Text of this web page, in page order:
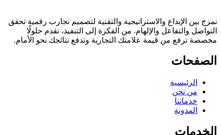
نمزج بين الإبداع والاستراتيجية والتقنية لتصميم تجارب رقمية تحقق
التواصل والتفاعل والإلهام. من الفكرة إلى التنفيذ، نقدم حلولًا
مخصصة ترفع من قيمة علامتك التجارية وتدفع نتائجك نحو الأمام.
الصفحات
الرئيسية
من نحن
خدماتنا
المدونة
الخدمات